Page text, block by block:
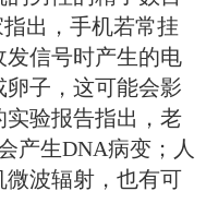
对心脏和内
较小的待机
对人体造成
尤其要注意
电磁辐射还